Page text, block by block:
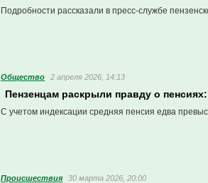
Подробности рассказали в пресс-службе
Общество 2 апреля 2026, 14:13
Пензенцам раскрыли правду о
С учетом индексации средняя пенсия едва
Проиcшествия 30 марта 2026, 20:00